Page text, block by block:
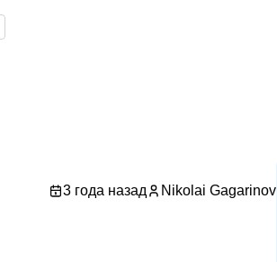
3 года назад Nikolai Gagarinov